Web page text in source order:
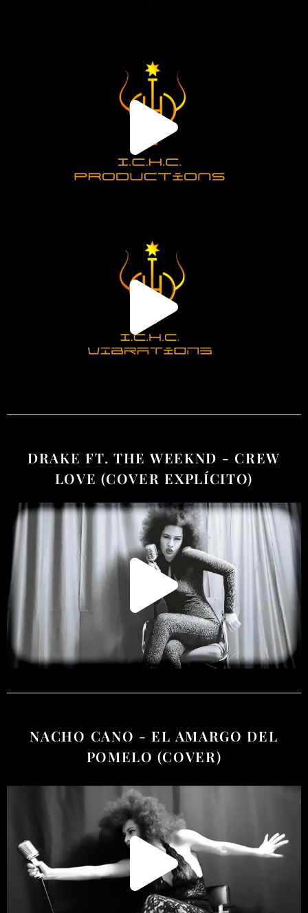
DRAKE FT. THE WEEKND - CREW
LOVE (COVER EXPLÍCITO)
NACHO CANO - EL AMARGO DEL
POMELO (COVER)